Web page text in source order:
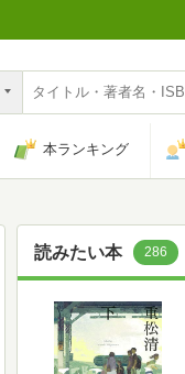
本ランキング
読みたい本 286